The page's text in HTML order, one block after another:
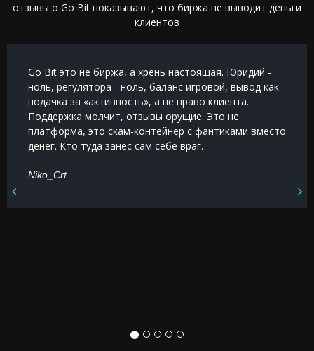
отзывы о Go Bit показывают, что биржа не выводит деньги
клиентов
Go Bit это не биржа, а хрень настоящая. Юридий -
ноль, регулятора - ноль, баланс игровой, вывод как
подачка за «активность», а не право клиента.
Поддержка молчит, отзывы орущие. Это не
платформа, это скам-контейнер с фантиками вместо
денег. Кто туда занес сам себе враг.
Niko_Crt